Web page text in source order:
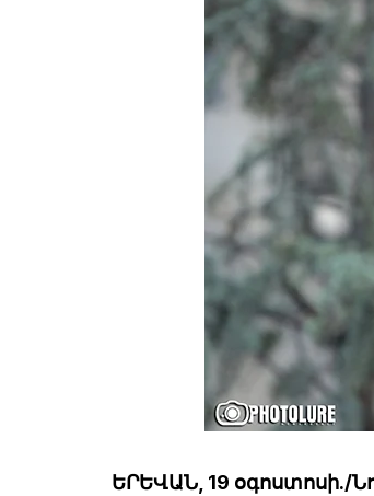
ԵՐԵՎԱՆ, 19 օգոստոսի./